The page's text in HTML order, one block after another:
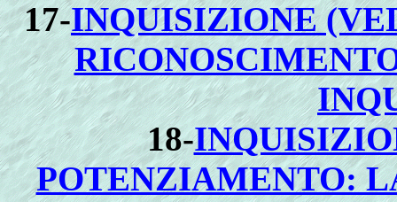
17-INQUISIZIONE
18-
POTENZIAMENTO: